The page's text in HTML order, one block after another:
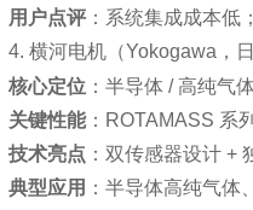
用户点评 ：系统集成成本
4. 横河电机（Yokogawa，日
核心定位 ：半导体 / 高纯气
关键性能：ROTAMASS 系
技术亮点 ：双传感器设计 +
典型应用 ：半导体高纯气